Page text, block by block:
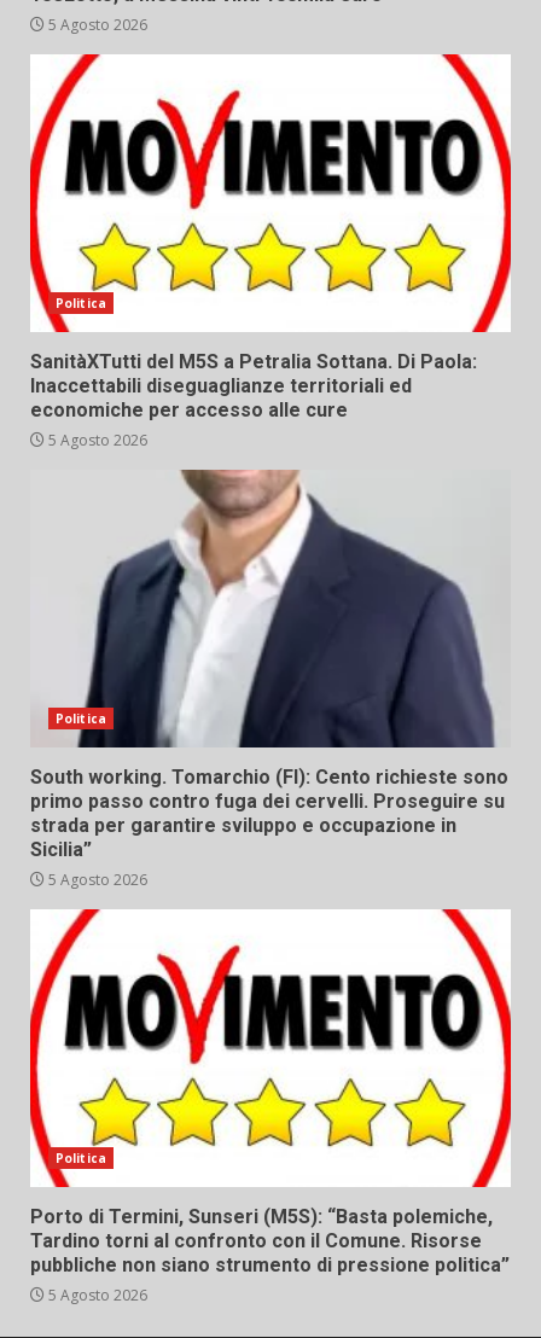
5 Agosto 2026
Politica
SanitàXTutti del M5S a Petralia Sottana. Di Paola:
Inaccettabili diseguaglianze territoriali ed
economiche per accesso alle cure
5 Agosto 2026
Politica
South working. Tomarchio (FI): Cento richieste sono
primo passo contro fuga dei cervelli. Proseguire su
strada per garantire sviluppo e occupazione in
Sicilia”
5 Agosto 2026
Politica
Porto di Termini, Sunseri (M5S): “Basta polemiche,
Tardino torni al confronto con il Comune. Risorse
pubbliche non siano strumento di pressione politica”
5 Agosto 2026